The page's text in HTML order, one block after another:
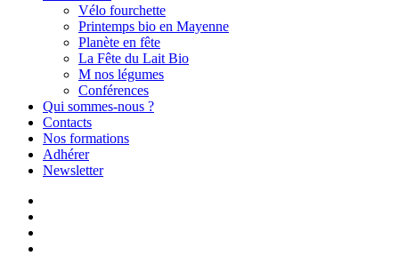
Vélo fourchette
Printemps bio en Mayenne
Planète en fête
La Fête du Lait Bio
M nos légumes
Conférences
Qui sommes-nous ?
Contacts
Nos formations
Adhérer
Newsletter